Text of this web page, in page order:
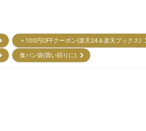
＋100円OFFクーポン(楽天24＆楽天ブックス)
食パン袋(買い回りに)